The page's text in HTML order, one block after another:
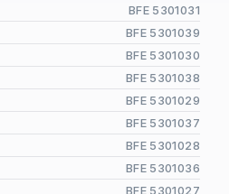
BFE 5301031
BFE 5301039
BFE 5301030
BFE 5301038
BFE 5301029
BFE 5301037
BFE 5301028
BFE 5301036
BFE 5301027